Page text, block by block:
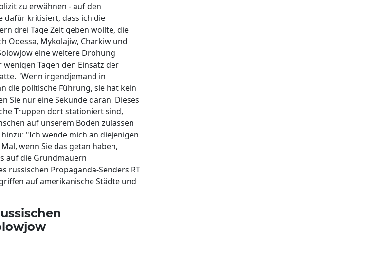
zu erwähnen - auf den
dafür kritisiert, dass ich die
drei Tage Zeit geben wollte, die
Odessa, Mykolajiw, Charkiw und
eine weitere Drohung
Tagen den Einsatz der
"Wenn irgendjemand in
die politische Führung, sie hat kein
Sie nur eine Sekunde daran. Dieses
Truppen dort stationiert sind,
auf unserem Boden zulassen
"Ich wende mich an diejenigen
wenn Sie das getan haben,
auf die Grundmauern
russischen Propaganda-Senders RT
auf amerikanische Städte und